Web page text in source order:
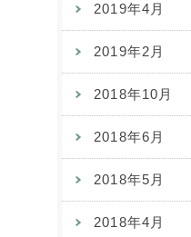
2019年4月
2019年2月
2018年10月
2018年6月
2018年5月
2018年4月